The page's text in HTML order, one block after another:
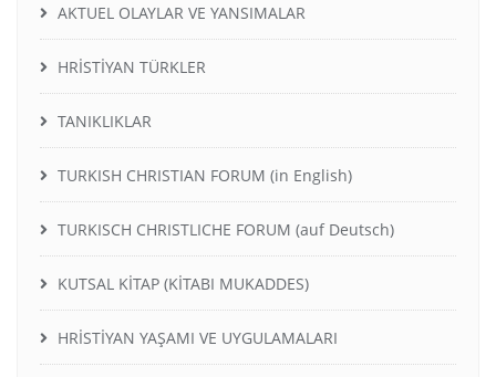
AKTUEL OLAYLAR VE YANSIMALAR
HRİSTİYAN TÜRKLER
TANIKLIKLAR
TURKISH CHRISTIAN FORUM (in English)
TURKISCH CHRISTLICHE FORUM (auf Deutsch)
KUTSAL KİTAP (KİTABI MUKADDES)
HRİSTİYAN YAŞAMI VE UYGULAMALARI